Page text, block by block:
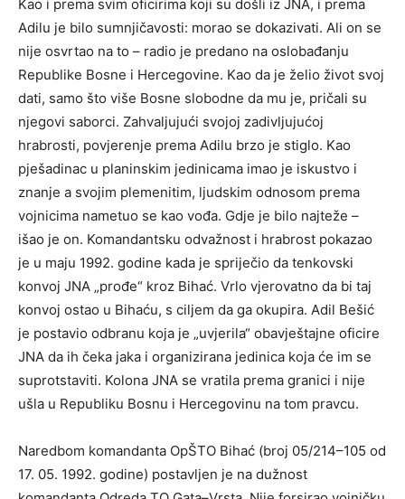
Kao i prema svim oficirima koji su došli iz JNA, i prema
Adilu je bilo sumnjičavosti: morao se dokazivati. Ali on se
nije osvrtao na to – radio je predano na oslobađanju
Republike Bosne i Hercegovine. Kao da je želio život svoj
dati, samo što više Bosne slobodne da mu je, pričali su
njegovi saborci. Zahvaljujući svojoj zadivljujućoj
hrabrosti, povjerenje prema Adilu brzo je stiglo. Kao
pješadinac u planinskim jedinicama imao je iskustvo i
znanje a svojim plemenitim, ljudskim odnosom prema
vojnicima nametuo se kao vođa. Gdje je bilo najteže –
išao je on. Komandantsku odvažnost i hrabrost pokazao
je u maju 1992. godine kada je spriječio da tenkovski
konvoj JNA „prođe“ kroz Bihać. Vrlo vjerovatno da bi taj
konvoj ostao u Bihaću, s ciljem da ga okupira. Adil Bešić
je postavio odbranu koja je „uvjerila“ obavještajne oficire
JNA da ih čeka jaka i organizirana jedinica koja će im se
suprotstaviti. Kolona JNA se vratila prema granici i nije
ušla u Republiku Bosnu i Hercegovinu na tom pravcu.
Naredbom komandanta OpŠTO Bihać (broj 05/214–105 od
17. 05. 1992. godine) postavljen je na dužnost